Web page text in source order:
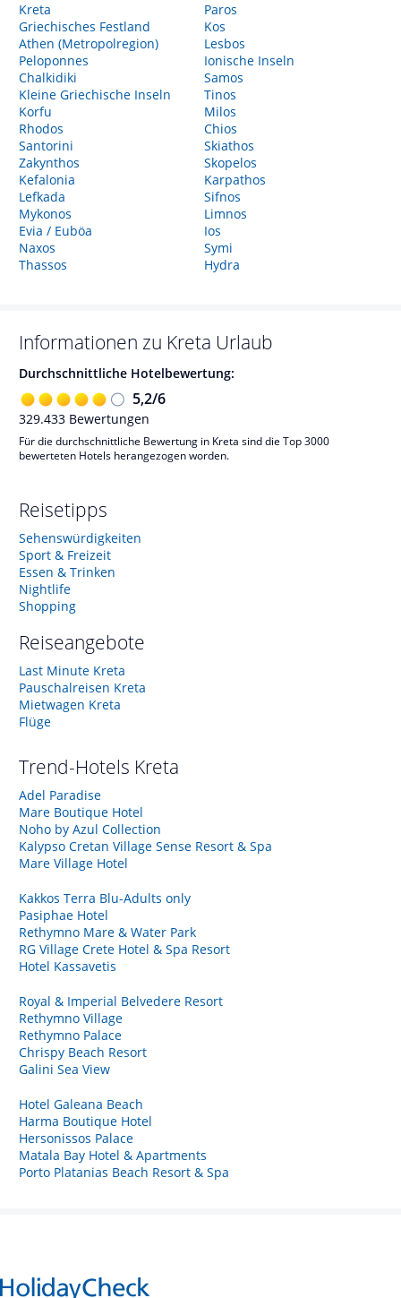
Kreta
Griechisches Festland
Athen (Metropolregion)
Peloponnes
Chalkidiki
Kleine Griechische Inseln
Korfu
Rhodos
Santorini
Zakynthos
Kefalonia
Lefkada
Mykonos
Evia / Euböa
Naxos
Thassos
Paros
Kos
Lesbos
Ionische Inseln
Samos
Tinos
Milos
Chios
Skiathos
Skopelos
Karpathos
Sifnos
Limnos
Ios
Symi
Hydra
Informationen zu Kreta Urlaub
Durchschnittliche Hotelbewertung:
5,2/6
329.433 Bewertungen
Für die durchschnittliche Bewertung in Kreta sind die Top 3000
bewerteten Hotels herangezogen worden.
Reisetipps
Sehenswürdigkeiten
Sport & Freizeit
Essen & Trinken
Nightlife
Shopping
Reiseangebote
Last Minute Kreta
Pauschalreisen Kreta
Mietwagen Kreta
Flüge
Trend-Hotels Kreta
Adel Paradise
Mare Boutique Hotel
Noho by Azul Collection
Kalypso Cretan Village Sense Resort & Spa
Mare Village Hotel
Kakkos Terra Blu-Adults only
Pasiphae Hotel
Rethymno Mare & Water Park
RG Village Crete Hotel & Spa Resort
Hotel Kassavetis
Royal & Imperial Belvedere Resort
Rethymno Village
Rethymno Palace
Chrispy Beach Resort
Galini Sea View
Hotel Galeana Beach
Harma Boutique Hotel
Hersonissos Palace
Matala Bay Hotel & Apartments
Porto Platanias Beach Resort & Spa